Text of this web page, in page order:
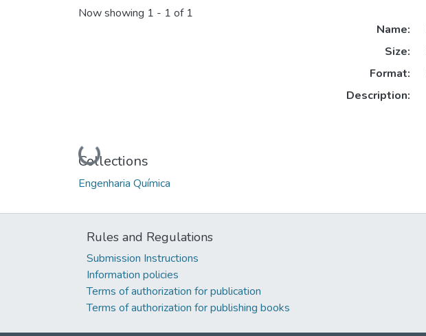
Now showing 1 - 1 of 1
Loading...
Name:
Size:
Format:
Description:
Collections
Engenharia Química
Rules and Regulations
Submission Instructions
Information policies
Terms of authorization for publication
Terms of authorization for publishing books